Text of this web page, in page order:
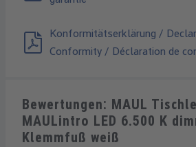
Konformitätserklärung /
Conformity / Déclaration de
Bewertungen: MAUL
MAULintro LED 6.500 K
Klemmfuß weiß